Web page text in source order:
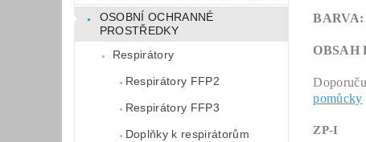
OSOBNÍ OCHRANNÉ
PROSTŘEDKY
Respirátory
Respirátory FFP2
Respirátory FFP3
Doplňky k respirátorům
BARVA:
OBSAH
pomůcky
ZP-I